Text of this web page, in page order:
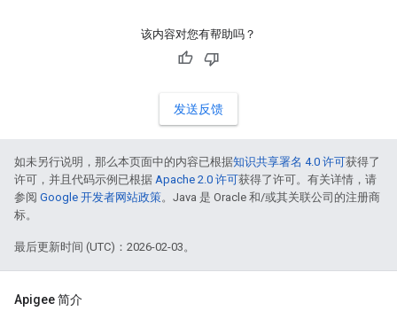
该内容对您有帮助吗？
发送反馈
如未另行说明，那么本页面中的内容已根据知识共享署名 4.0 许可获得了
许可，并且代码示例已根据 Apache 2.0 许可获得了许可。有关详情，请
参阅 Google 开发者网站政策。Java 是 Oracle 和/或其关联公司的注册商
标。
最后更新时间 (UTC)：2026-02-03。
Apigee 简介